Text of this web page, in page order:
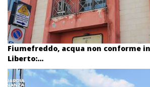
Fiumefreddo, acqua non conforme
Liberto:...